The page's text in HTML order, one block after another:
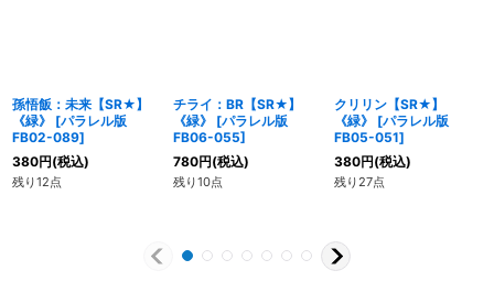
孫悟飯：未来【SR★】
《緑》
[パラレル版
FB02-089]
380円(税込)
残り12点
チライ：BR【SR★】
《緑》
[パラレル版
FB06-055]
780円(税込)
残り10点
クリリン【SR★】
《緑》
[パラレル版
FB05-051]
380円(税込)
残り27点